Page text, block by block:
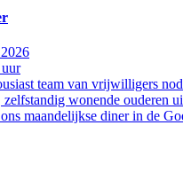
team van vrijwilligers
zelfstandig wonende ouderen
maandelijkse diner in de